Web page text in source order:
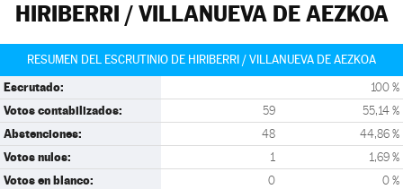
HIRIBERRI / VILLANUEVA DE AEZKOA
RESUMEN DEL ESCRUTINIO DE HIRIBERRI / VILLANUEVA DE AEZKOA
Escrutado: 100 %
Votos contabilizados: 59 55,14 %
Abstenciones: 48 44,86 %
Votos nulos: 1 1,69 %
Votos en blanco: 0 0 %